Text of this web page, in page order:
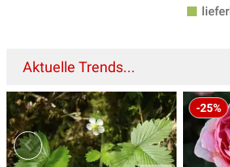
Aktuelle Trends...
-25%